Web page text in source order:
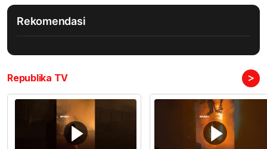
Rekomendasi
Republika TV >